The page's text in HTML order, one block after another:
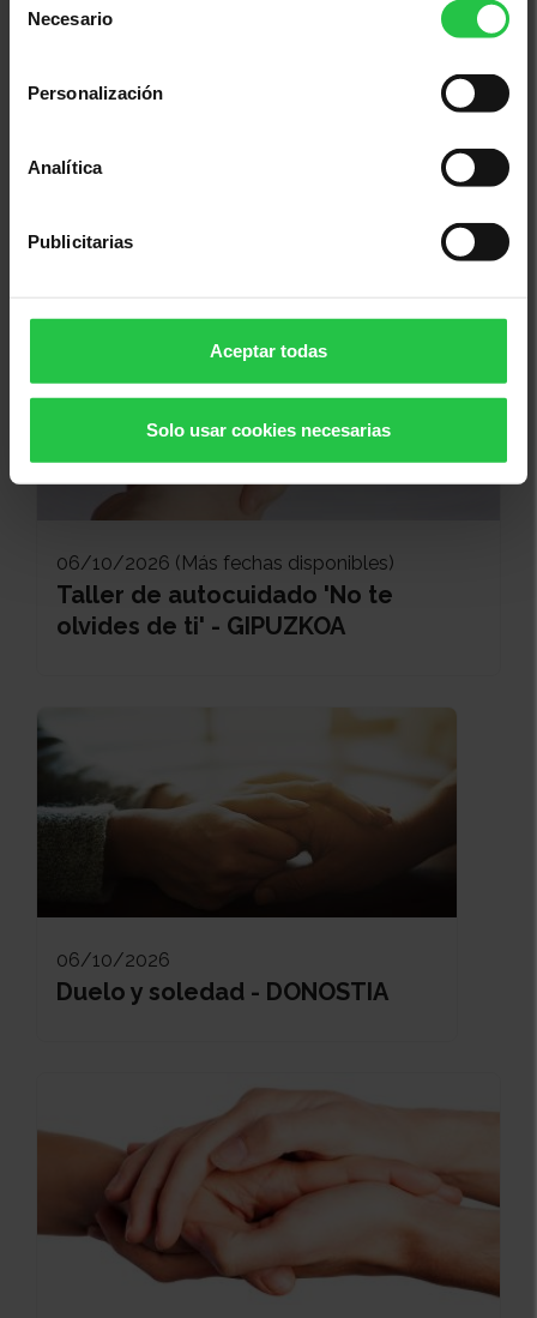
Necesario
Personalización
Analítica
Publicitarias
Aceptar todas
Solo usar cookies necesarias
06/10/2026
06/10/2026 (Más fechas disponibles)
Taller de autocuidado 'No te
olvides de ti' - GIPUZKOA
06/10/2026
Duelo y soledad - DONOSTIA